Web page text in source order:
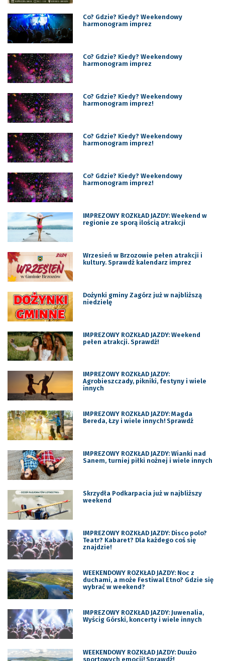
Co? Gdzie? Kiedy? Weekendowy
harmonogram imprez
Co? Gdzie? Kiedy? Weekendowy
harmonogram imprez
Co? Gdzie? Kiedy? Weekendowy
harmonogram imprez!
Co? Gdzie? Kiedy? Weekendowy
harmonogram imprez!
Co? Gdzie? Kiedy? Weekendowy
harmonogram imprez!
IMPREZOWY ROZKŁAD JAZDY: Weekend w
regionie ze sporą ilością atrakcji
Wrzesień w Brzozowie pełen atrakcji i
kultury. Sprawdź kalendarz imprez
Dożynki gminy Zagórz już w najbliższą
niedzielę
IMPREZOWY ROZKŁAD JAZDY: Weekend
pełen atrakcji. Sprawdź!
IMPREZOWY ROZKŁAD JAZDY:
Agrobieszczady, pikniki, festyny i wiele
innych
IMPREZOWY ROZKŁAD JAZDY: Magda
Bereda, Łzy i wiele innych! Sprawdź
IMPREZOWY ROZKŁAD JAZDY: Wianki nad
Sanem, turniej piłki nożnej i wiele innych
Skrzydła Podkarpacia już w najbliższy
weekend
IMPREZOWY ROZKŁAD JAZDY: Disco polo?
Teatr? Kabaret? Dla każdego coś się
znajdzie!
WEEKENDOWY ROZKŁAD JAZDY: Noc z
duchami, a może Festiwal Etno? Gdzie się
wybrać w weekend?
IMPREZOWY ROZKŁAD JAZDY: Juwenalia,
Wyścig Górski, koncerty i wiele innych
WEEKENDOWY ROZKŁAD JAZDY: Duużo
sportowych emocji! Sprawdź!